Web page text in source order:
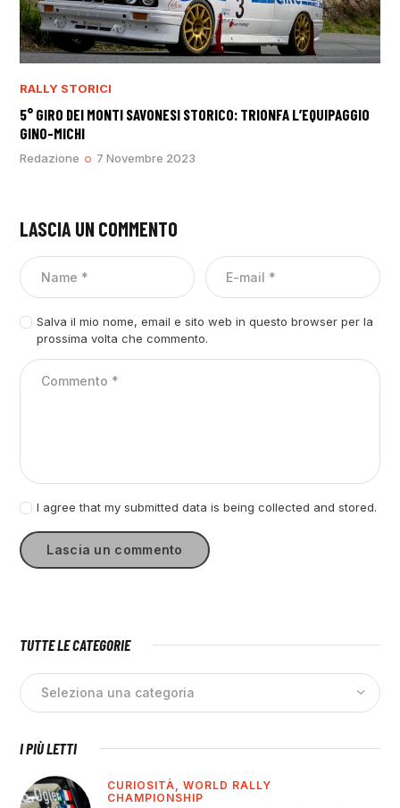
RALLY STORICI
5° GIRO DEI MONTI SAVONESI STORICO: TRIONFA L’EQUIPAGGIO
GINO-MICHI
Redazione 7 Novembre 2023
LASCIA UN COMMENTO
Salva il mio nome, email e sito web in questo browser per la
prossima volta che commento.
I agree that my submitted data is being collected and stored.
TUTTE LE CATEGORIE
I PIÙ LETTI
CURIOSITÀ,WORLD RALLY
CHAMPIONSHIP